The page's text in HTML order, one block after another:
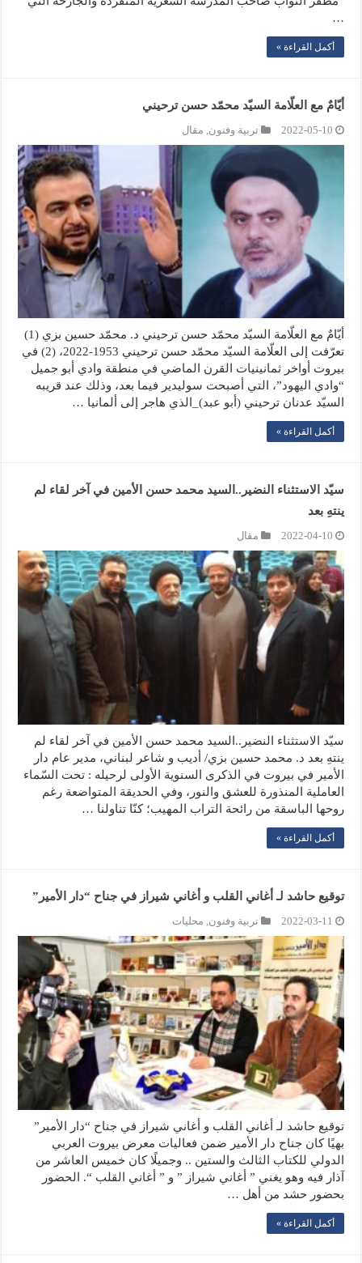
…
أكمل القراءة »
أيّامٌ مع العلّامة السيّد محمّد حسن ترحيني
2022-05-10 تربية وفنون مقال
أيّامٌ مع العلّامة السيّد محمّد حسن ترحيني د. محمّد حسين بزي (1)
تعرّفت إلى العلّامة السيّد محمّد حسن ترحيني 1953-2022، (2) في
بيروت أواخر ثمانينيات القرن الماضي في منطقة وادي أبو جميل
“وادي اليهود”، التي أصبحت سوليدير فيما بعد، وذلك عند قريبه
السيّد عدنان ترحيني (أبو عبد)_الذي هاجر إلى ألمانيا …
أكمل القراءة »
سيّد الاستثناء النضير..السيد محمد حسن الأمين في آخر لقاء لم
ينتهِ بعد
2022-04-10 مقال
سيّد الاستثناء النضير..السيد محمد حسن الأمين في آخر لقاء لم
ينتهِ بعد د. محمد حسين بزي/ أديب و شاعر لبناني، مدير عام دار
الأمير في بيروت في الذكرى السنوية الأولى لرحيله : تحت السّماء
العاملية المنذورة للعشق والنور، وفي الحديقة المتواضعة رغم
روحها الباسقة من رائحة التراب المهيب؛ كنّا تناولنا …
أكمل القراءة »
توقيع حاشد لـ أغاني القلب و أغاني شيراز في جناح “دار الأمير”
2022-03-11 تربية وفنون, محليات
توقيع حاشد لـ أغاني القلب و أغاني شيراز في جناح “دار الأمير”
بهيًا كان جناح دار الأمير ضمن فعاليات معرض بيروت العربي
الدولي للكتاب الثالث والستين .. وجميلًا كان خميس العاشر من
آذار فيه وهو يغني ” أغاني شيراز ” و ” أغاني القلب “. الحضور
بحضور حشد من أهل …
أكمل القراءة »